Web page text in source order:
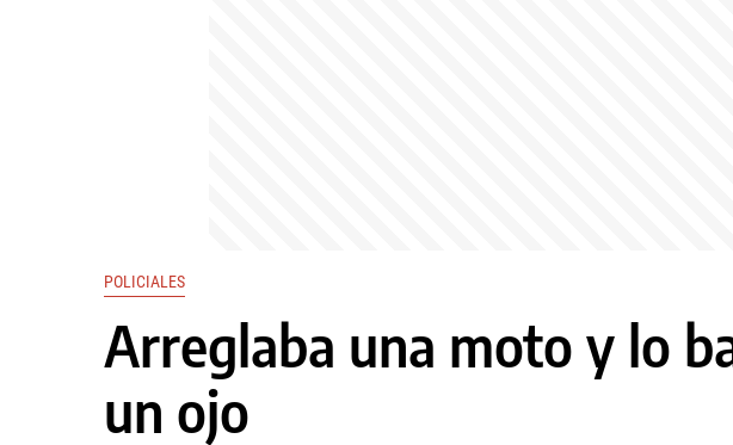
POLICIALES
Arreglaba una moto y lo
un ojo